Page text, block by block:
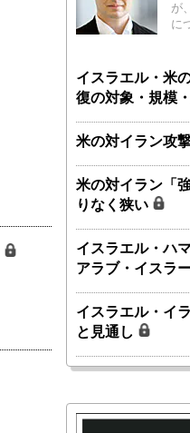
が
に
イスラエル・米
復の対象・規模
米の対イラン攻
米の対イラン「
りなく狭い
イスラエル・ハ
アラブ・イスラ
イスラエル・イ
と見通し